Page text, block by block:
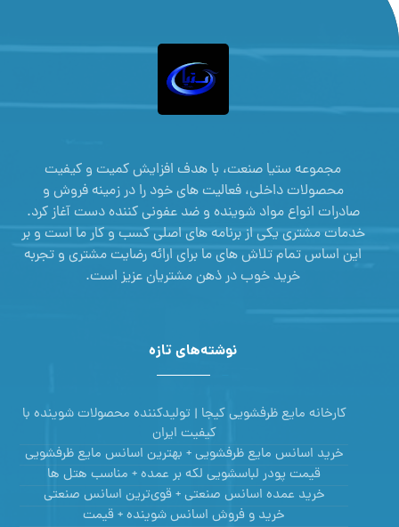
مجموعه ستیا صنعت، با هدف افزایش کمیت و کیفیت
محصولات داخلی، فعالیت های خود را در زمینه فروش و
صادرات انواع مواد شوینده و ضد عفونی کننده دست آغاز کرد.
خدمات مشتری یکی از برنامه های اصلی کسب و کار ما است و بر
این اساس تمام تلاش های ما برای ارائه رضایت مشتری و تجربه
خرید خوب در ذهن مشتریان عزیز است.
نوشته‌های تازه
کارخانه مایع ظرفشویی کیجا | تولیدکننده محصولات شوینده با
کیفیت ایران
خرید اسانس مایع ظرفشویی + بهترین اسانس مایع ظرفشویی
قیمت پودر لباسشویی لکه بر عمده + مناسب هتل ها
خرید عمده اسانس صنعتی + قوی‌ترین اسانس‌ صنعتی
خرید و فروش اسانس شوینده + قیمت